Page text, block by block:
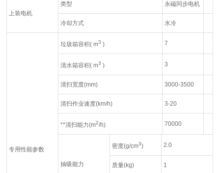
上装电机
类型 永磁同步电机
冷却方式 水冷
专用性能参数
垃圾箱容积( m3) 7
清水箱容积( m3) 3
清扫宽度(mm) 3000-3500
清扫作业速度(km/h) 3-20
**清扫能力(m2/h) 70000
抽吸能力
密度(g/cm3) 2.0
质量(kg) 1